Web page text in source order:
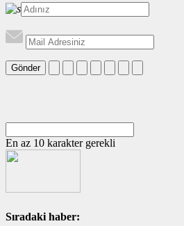
Gönder
En az 10 karakter gerekli
Sıradaki haber: